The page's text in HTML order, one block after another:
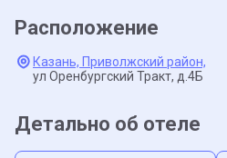
Детально об отеле
Расположение
Казань, Приволжский район,
ул Оренбургский Тракт, д.4Б